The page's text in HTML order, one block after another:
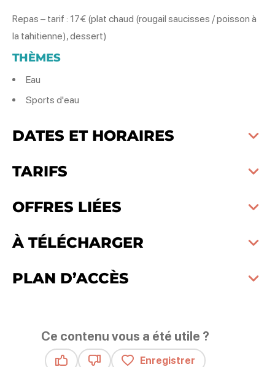
Repas – tarif : 17€ (plat chaud (rougail saucisses / poisson à
la tahitienne), dessert)
THÈMES
Eau
Sports d'eau
DATES ET HORAIRES
TARIFS
OFFRES LIÉES
À TÉLÉCHARGER
PLAN D’ACCÈS
Ce contenu vous a été utile ?
Enregistrer